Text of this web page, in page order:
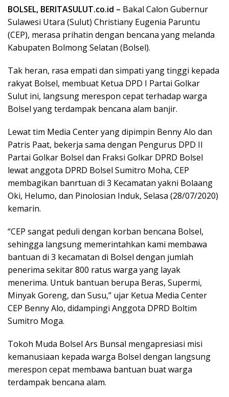
BOLSEL, BERITASULUT.co.id – Bakal Calon Gubernur
Sulawesi Utara (Sulut) Christiany Eugenia Paruntu
(CEP), merasa prihatin dengan bencana yang melanda
Kabupaten Bolmong Selatan (Bolsel).
Tak heran, rasa empati dan simpati yang tinggi kepada
rakyat Bolsel, membuat Ketua DPD I Partai Golkar
Sulut ini, langsung merespon cepat terhadap warga
Bolsel yang terdampak bencana alam banjir.
Lewat tim Media Center yang dipimpin Benny Alo dan
Patris Paat, bekerja sama dengan Pengurus DPD II
Partai Golkar Bolsel dan Fraksi Golkar DPRD Bolsel
lewat anggota DPRD Bolsel Sumitro Moha, CEP
membagikan banrtuan di 3 Kecamatan yakni Bolaang
Oki, Helumo, dan Pinolosian Induk, Selasa (28/07/2020)
kemarin.
“CEP sangat peduli dengan korban bencana Bolsel,
sehingga langsung memerintahkan kami membawa
bantuan di 3 kecamatan di Bolsel dengan jumlah
penerima sekitar 800 ratus warga yang layak
menerima. Untuk bantuan berupa Beras, Supermi,
Minyak Goreng, dan Susu,” ujar Ketua Media Center
CEP Benny Alo, didampingi Anggota DPRD Boltim
Sumitro Moga.
Tokoh Muda Bolsel Ars Bunsal mengapresiasi misi
kemanusiaan kepada warga Bolsel dengan langsung
merespon cepat membawa bantuan buat warga
terdampak bencana alam.